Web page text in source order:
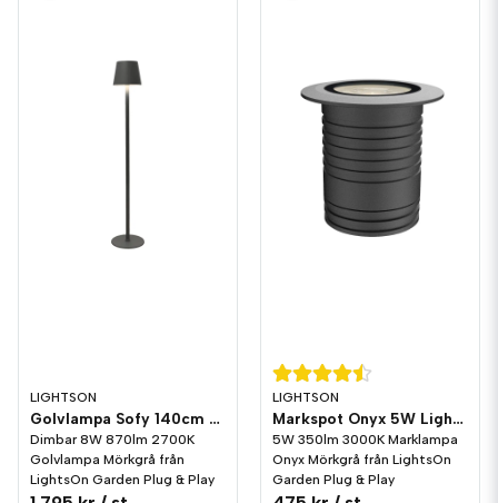
LIGHTSON
Golvlampa Sofy 140cm 8W Dim LightsOn Garden Plug & Play
Dimbar 8W 870lm 2700K
Golvlampa Mörkgrå från
LightsOn Garden Plug & Play
LIGHTSON
Markspot Onyx 5W LightsOn Garden Plug & Play
5W 350lm 3000K Marklampa
Onyx Mörkgrå från LightsOn
Garden Plug & Play